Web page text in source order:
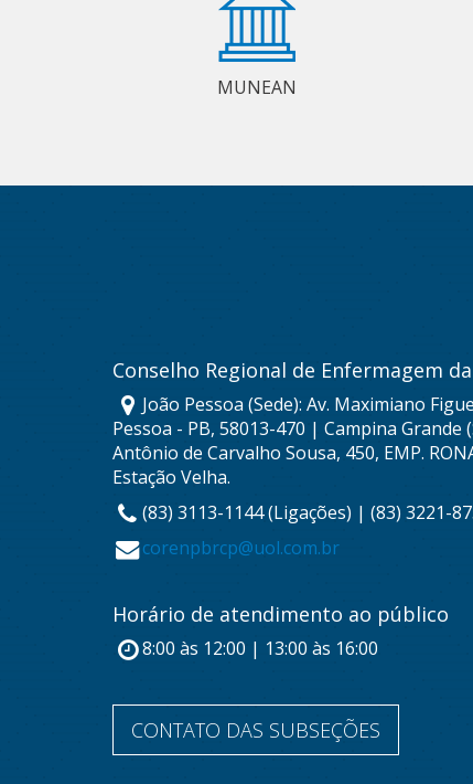
MUNEAN
Conselho Regional de Enfermagem
João Pessoa (Sede): Av. Maximiano
Pessoa - PB, 58013-470 | Campina Grande
Antônio de Carvalho Sousa, 450, EMP.
Estação Velha.
(83) 3113-1144 (Ligações) | (83) 3221-
corenpbrcp@uol.com.br
Horário de atendimento ao público
8:00 às 12:00 | 13:00 às 16:00
CONTATO DAS SUBSEÇÕES